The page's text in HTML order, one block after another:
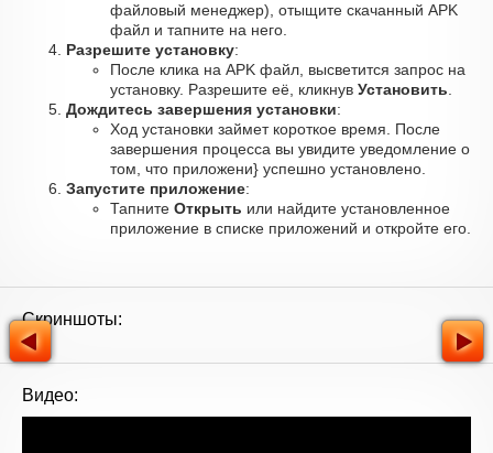
файловый менеджер), отыщите скачанный APK
файл и тапните на него.
Разрешите установку:
После клика на APK файл, высветится запрос на
установку. Разрешите её, кликнув Установить
Дождитесь завершения установки:
Ход установки займет короткое время. После
завершения процесса вы увидите уведомление о
том, что приложени} успешно установлено.
Запустите приложение:
Тапните Открыть или найдите установленное
приложение в списке приложений и откройте его.
Скриншоты:
Видео: